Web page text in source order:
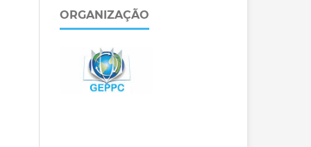
ORGANIZAÇÃO